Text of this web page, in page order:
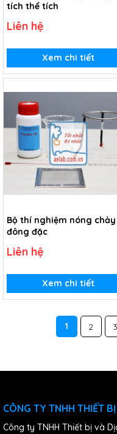
tích thể tích
Liên hệ
Xem chi tiết
Bộ thí nghiệm nóng chảy
đông đặc
Liên hệ
Xem chi tiết
1 2 3
CÔNG TY TNHH THIẾT
Công ty TNHH Thiết bị và